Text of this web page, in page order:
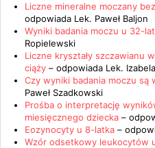
Liczne mineralne moczany
odpowiada Lek. Paweł Baljon
Wyniki badania moczu u 32-
Ropielewski
Liczne kryształy szczawianu
ciąży – odpowiada Lek.
Czy wyniki badania moczu są
Paweł Szadkowski
Prośba o interpretację
miesięcznego dziecka –
Eozynocyty u 8-latka –
Wzór odsetkowy leukocytów